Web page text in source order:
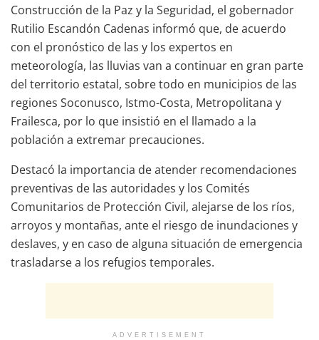
Construcción de la Paz y la Seguridad, el gobernador
Rutilio Escandón Cadenas informó que, de acuerdo
con el pronóstico de las y los expertos en
meteorología, las lluvias van a continuar en gran parte
del territorio estatal, sobre todo en municipios de las
regiones Soconusco, Istmo-Costa, Metropolitana y
Frailesca, por lo que insistió en el llamado a la
población a extremar precauciones.
Destacó la importancia de atender recomendaciones
preventivas de las autoridades y los Comités
Comunitarios de Protección Civil, alejarse de los ríos,
arroyos y montañas, ante el riesgo de inundaciones y
deslaves, y en caso de alguna situación de emergencia
trasladarse a los refugios temporales.
ADVERTISEMENT